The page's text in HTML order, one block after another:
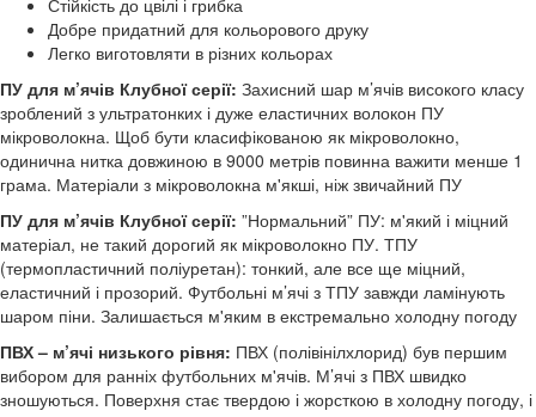
Стійкість до цвілі і грибка
Добре придатний для кольорового друку
Легко виготовляти в різних кольорах
ПУ для м’ячів Клубної серії: Захисний шар м’ячів високого класу
зроблений з ультратонких і дуже еластичних волокон ПУ
мікроволокна. Щоб бути класифікованою як мікроволокно,
одинична нитка довжиною в 9000 метрів повинна важити менше 1
грама. Матеріали з мікроволокна м'якші, ніж звичайний ПУ
ПУ для м’ячів Клубної серії: ”Нормальний” ПУ: м'який і міцний
матеріал, не такий дорогий як мікроволокно ПУ. ТПУ
(термопластичний поліуретан): тонкий, але все ще міцний,
еластичний і прозорий. Футбольні м’ячі з ТПУ завжди ламінують
шаром піни. Залишається м'яким в екстремально холодну погоду
ПВХ – м’ячі низького рівня: ПВХ (полівінілхлорид) був першим
вибором для ранніх футбольних м'ячів. М’ячі з ПВХ швидко
зношуються. Поверхня стає твердою і жорсткою в холодну погоду, і